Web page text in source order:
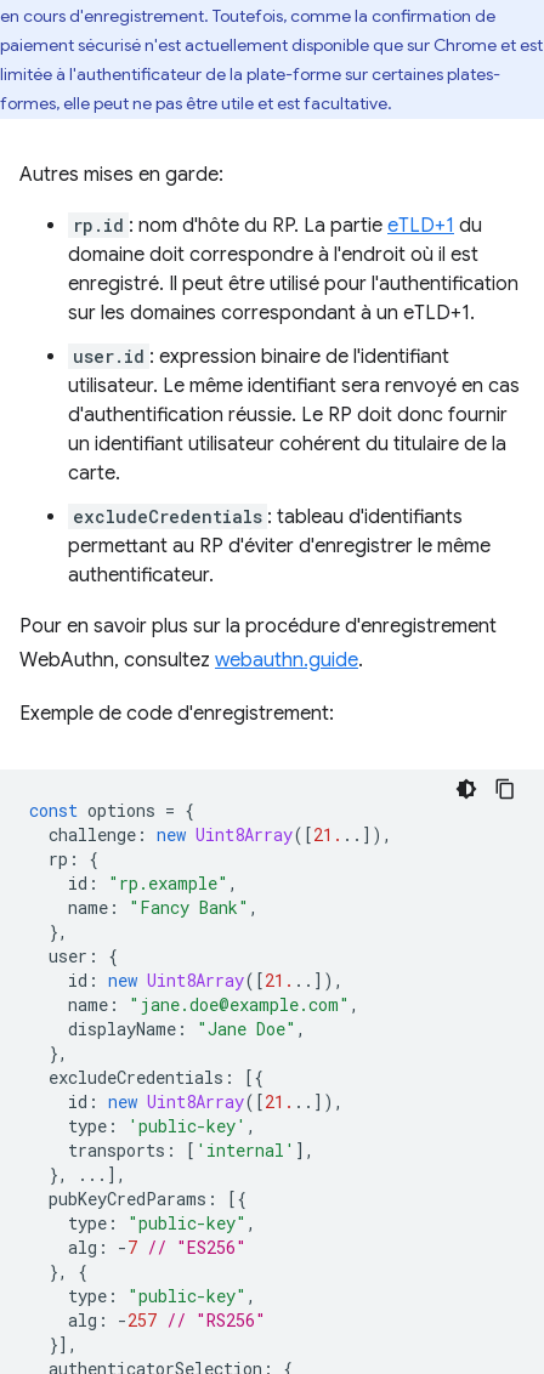
en cours d'enregistrement. Toutefois, comme la confirmation de
paiement sécurisé n'est actuellement disponible que sur Chrome et est
limitée à l'authentificateur de la plate-forme sur certaines plates-
formes, elle peut ne pas être utile et est facultative.
Autres mises en garde:
rp.id : nom d'hôte du RP. La partie eTLD+1 du
domaine doit correspondre à l'endroit où il est
enregistré. Il peut être utilisé pour l'authentification
sur les domaines correspondant à un eTLD+1.
user.id : expression binaire de l'identifiant
utilisateur. Le même identifiant sera renvoyé en cas
d'authentification réussie. Le RP doit donc fournir
un identifiant utilisateur cohérent du titulaire de la
carte.
excludeCredentials : tableau d'identifiants
permettant au RP d'éviter d'enregistrer le même
authentificateur.
Pour en savoir plus sur la procédure d'enregistrement
WebAuthn, consultez webauthn.guide.
Exemple de code d'enregistrement:
const options = {
challenge : new Uint8Array([21. ..]),
rp :
{
id : "rp.example" ,
name : "Fancy Bank" ,
},
user :
{
id : new Uint8Array([21. ..]),
name : "jane.doe@example.com" ,
displayName : "Jane Doe" ,
},
excludeCredentials :
[{
id : new Uint8Array([21. ..]),
type : 'public-key' ,
transports : [ 'internal' ],
},
...],
pubKeyCredParams :
[{
type : "public-key" ,
alg : -7 // "ES256"
},
{
type : "public-key" ,
alg : -257 // "RS256"
}],
authenticatorSelection : {